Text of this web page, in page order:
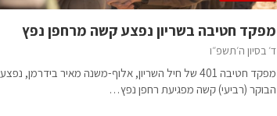
מפקד חטיבה בשריון נפצע קשה מרחפן נפץ
ד׳ בסיון ה׳תשפ״ו
מפקד חטיבה 401 של חיל השריון, אלוף-משנה מאיר בידרמן, נפצע
הבוקר (רביעי) קשה מפגיעת רחפן נפץ…